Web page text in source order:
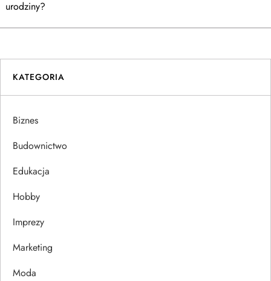
a
w
i
g
a
c
a
w
p
urodziny?
KATEGORIA
Biznes
Budownictwo
Edukacja
Hobby
Imprezy
Marketing
Moda